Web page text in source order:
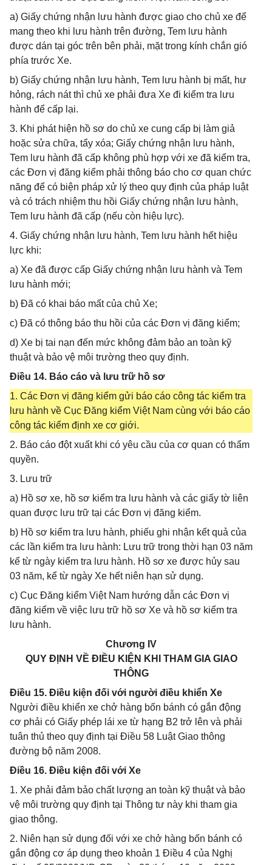
a) Giấy chứng nhận lưu hành được giao cho chủ xe để
mang theo khi lưu hành trên đường, Tem lưu hành
được dán tại góc trên bên phải, mặt trong kính chắn gió
phía trước Xe.
b) Giấy chứng nhận lưu hành, Tem lưu hành bị mất, hư
hỏng, rách nát thì chủ xe phải đưa Xe đi kiểm tra lưu
hành để cấp lại.
3. Khi phát hiện hồ sơ do chủ xe cung cấp bị làm giả
hoặc sửa chữa, tẩy xóa; Giấy chứng nhận lưu hành,
Tem lưu hành đã cấp không phù hợp với xe đã kiểm tra,
các Đơn vị đăng kiểm phải thông báo cho cơ quan chức
năng để có biện pháp xử lý theo quy định của pháp luật
và có trách nhiệm thu hồi Giấy chứng nhận lưu hành,
Tem lưu hành đã cấp (nếu còn hiệu lực).
4. Giấy chứng nhận lưu hành, Tem lưu hành hết hiệu
lực khi:
a) Xe đã được cấp Giấy chứng nhận lưu hành và Tem
lưu hành mới;
b) Đã có khai báo mất của chủ Xe;
c) Đã có thông báo thu hồi của các Đơn vị đăng kiểm;
d) Xe bị tai nạn đến mức không đảm bảo an toàn kỹ
thuật và bảo vệ môi trường theo quy định.
Điều 14. Báo cáo và lưu trữ hồ sơ
1. Các Đơn vị đăng kiểm gửi báo cáo công tác kiểm tra
lưu hành về Cục Đăng kiểm Việt Nam cùng với báo cáo
công tác kiểm định xe cơ giới.
2. Báo cáo đột xuất khi có yêu cầu của cơ quan có thẩm
quyền.
3. Lưu trữ
a) Hồ sơ xe, hồ sơ kiểm tra lưu hành và các giấy tờ liên
quan được lưu trữ tại các Đơn vị đăng kiểm.
b) Hồ sơ kiểm tra lưu hành, phiếu ghi nhận kết quả của
các lần kiểm tra lưu hành: Lưu trữ trong thời hạn 03 năm
kể từ ngày kiểm tra lưu hành. Hồ sơ xe được hủy sau
03 năm, kể từ ngày Xe hết niên hạn sử dụng.
c) Cục Đăng kiểm Việt Nam hướng dẫn các Đơn vị
đăng kiểm về việc lưu trữ hồ sơ Xe và hồ sơ kiểm tra
lưu hành.
Chương IV
QUY ĐỊNH VỀ ĐIỀU KIỆN KHI THAM GIA GIAO
THÔNG
Điều 15. Điều kiện đối với người điều khiển Xe
Người điều khiển xe chở hàng bốn bánh có gắn động
cơ phải có Giấy phép lái xe từ hạng B2 trở lên và phải
tuân thủ theo quy định tại Điều 58 Luật Giao thông
đường bộ năm 2008.
Điều 16. Điều kiện đối với Xe
1. Xe phải đảm bảo chất lượng an toàn kỹ thuật và bảo
vệ môi trường quy định tại Thông tư này khi tham gia
giao thông.
2. Niên hạn sử dụng đối với xe chở hàng bốn bánh có
gắn động cơ áp dụng theo khoản 1 Điều 4 của Nghị